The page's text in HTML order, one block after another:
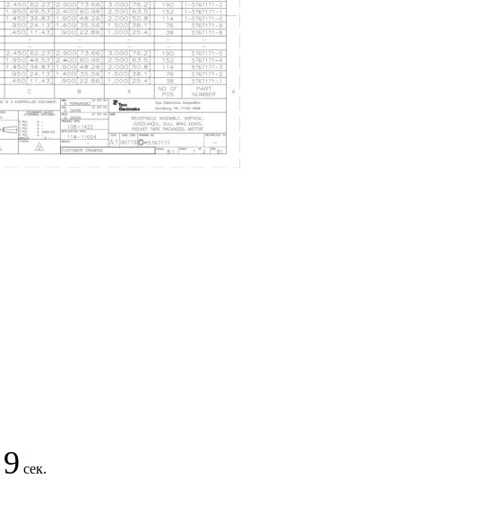
9 сек.